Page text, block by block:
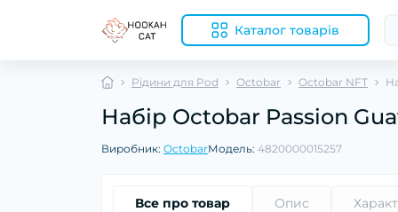
Каталог товарів
Рідини для Pod Octobar Octobar NFT
Набір Octobar Passion
Виробник: OctobarМодель: 4820000015257
Все про товар Опис